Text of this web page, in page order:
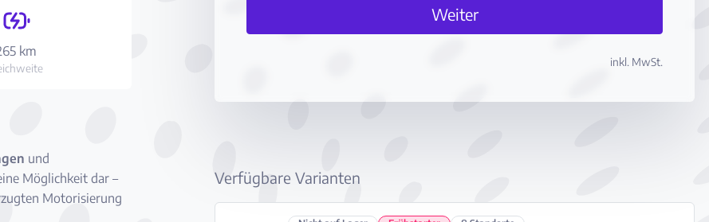
km
und
Möglichkeit dar –
Motorisierung
Weiter
inkl. MwSt.
Verfügbare Varianten